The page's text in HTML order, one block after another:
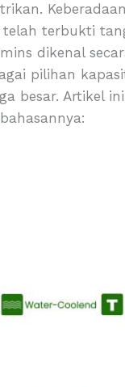
terbukti
dikenal
pilihan
besar. Artikel